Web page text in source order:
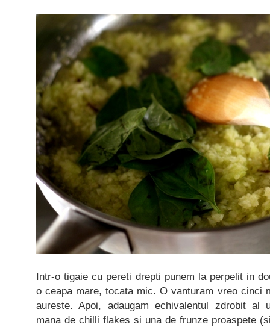
Intr-o tigaie cu pereti drepti punem la perpelit in
o ceapa mare, tocata mic. O vanturam vreo cinci
aureste. Apoi, adaugam echivalentul zdrobit al
mana de chilli flakes si una de frunze proaspete